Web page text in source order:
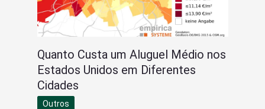
Quanto Custa um Aluguel Médio nos
Estados Unidos em Diferentes
Cidades
Outros